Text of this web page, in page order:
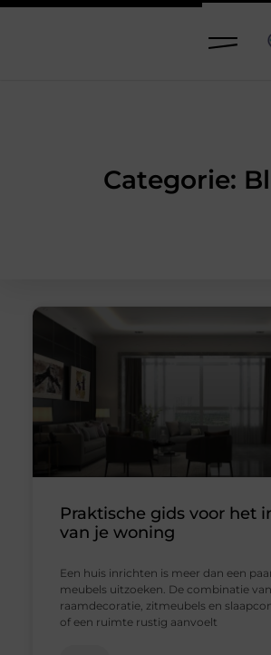
Categorie:
Praktische gids voor het
van je woning
Een huis inrichten is meer dan een
meubels uitzoeken. De combinatie
raamdecoratie, zitmeubels en
of een ruimte rustig aanvoelt